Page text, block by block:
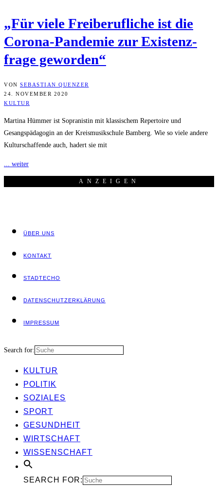
„Für vie­le Frei­be­ruf­li­che ist die
Coro­na-Pan­de­mie zur Exis­tenz­
fra­ge geworden“
VON SEBASTIAN QUENZER
24. NOVEMBER 2020
KULTUR
Martina Hümmer ist Sopranistin mit klassischem Repertoire und
Gesangspädagogin an der Kreismusikschule Bamberg. Wie so viele andere
Kulturschaffende auch, hadert sie mit
... weiter
ANZEI­GEN
ÜBER UNS
KON­TAKT
STADT­ECHO
DATEN­SCHUTZ­ER­KLÄ­RUNG
IMPRES­SUM
Search for:
KUL­TUR
POLI­TIK
SOZIA­LES
SPORT
GESUND­HEIT
WIRT­SCHAFT
WIS­SEN­SCHAFT
SEARCH FOR: